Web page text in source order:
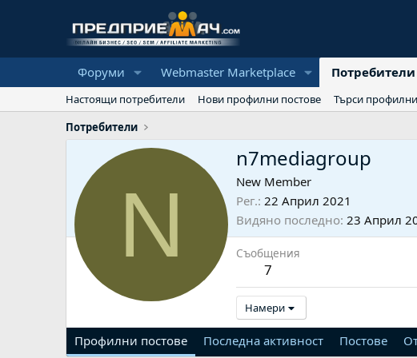
Форуми Webmaster Marketplace Потребители
Настоящи потребители Нови профилни постове
Търси
Потребители
N
n7mediagroup
New Member
Рег. 22 Април 2021
Видяно последно 23 Април
Съобщения
7
Намери
Профилни постове Последна активност Постове